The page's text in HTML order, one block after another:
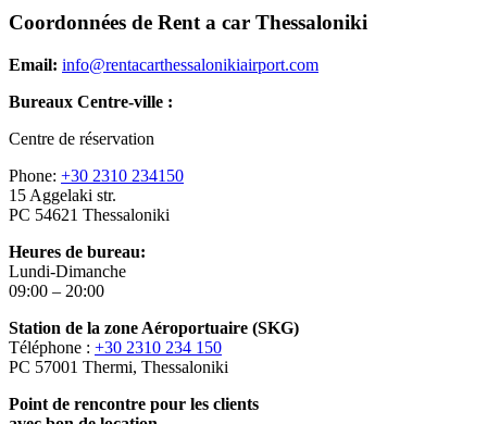
Coordonnées de Rent a car Thessaloniki
Email: info@rentacarthessalonikiairport.com
Bureaux Centre-ville :
Centre de réservation
Phone: +30 2310 234150
15 Aggelaki str.
PC 54621 Thessaloniki
Heures de bureau:
Lundi-Dimanche
09:00 – 20:00
Station de la zone Aéroportuaire (SKG)
Téléphone : +30 2310 234 150
PC 57001 Thermi, Thessaloniki
Point de rencontre pour les clients